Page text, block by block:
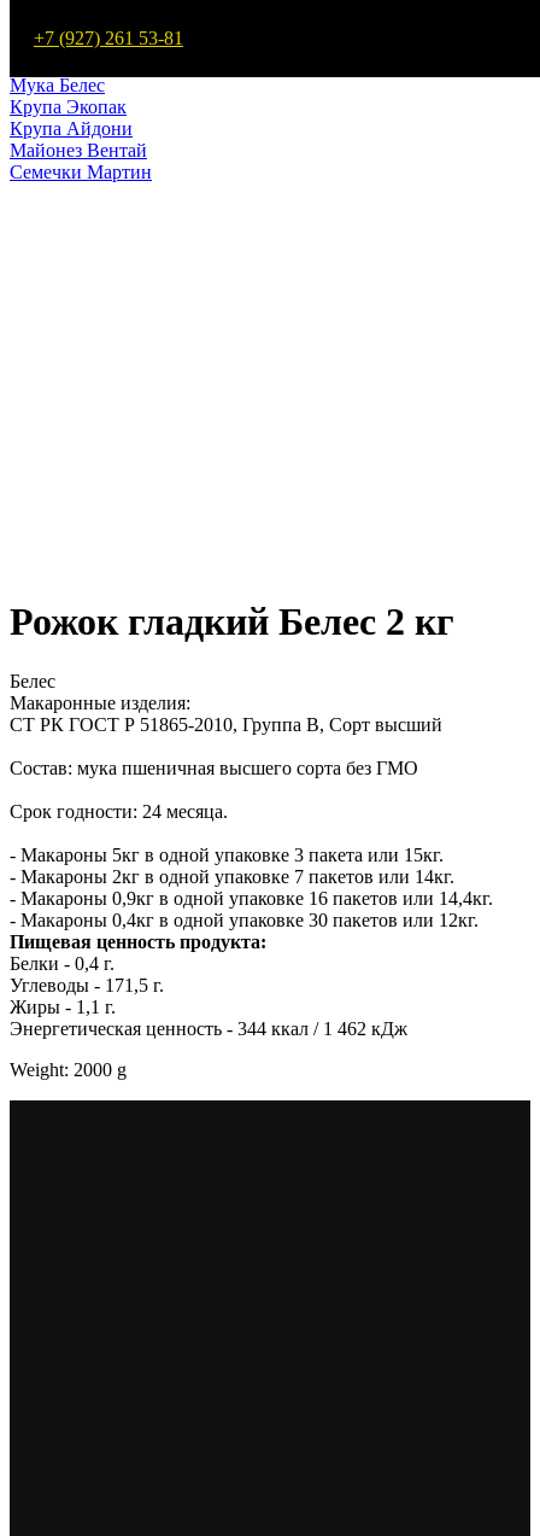
+7 (927) 261 53-81
Мука Мартин
Мука Белес
Крупа Экопак
Крупа Айдони
Майонез Вентай
Семечки Мартин
Рожок гладкий Белес 2 кг
Белес
Макаронные изделия:
СТ РК ГОСТ Р 51865-2010, Группа В, Сорт высший
Состав: мука пшеничная высшего сорта без ГМО
Срок годности: 24 месяца.
- Макароны 5кг в одной упаковке 3 пакета или 15кг.
- Макароны 2кг в одной упаковке 7 пакетов или 14кг.
- Макароны 0,9кг в одной упаковке 16 пакетов или 14,4кг.
- Макароны 0,4кг в одной упаковке 30 пакетов или 12кг.
Пищевая ценность продукта:
Белки - 0,4 г.
Углеводы - 171,5 г.
Жиры - 1,1 г.
Энергетическая ценность - 344 ккал / 1 462 кДж
Weight: 2000 g